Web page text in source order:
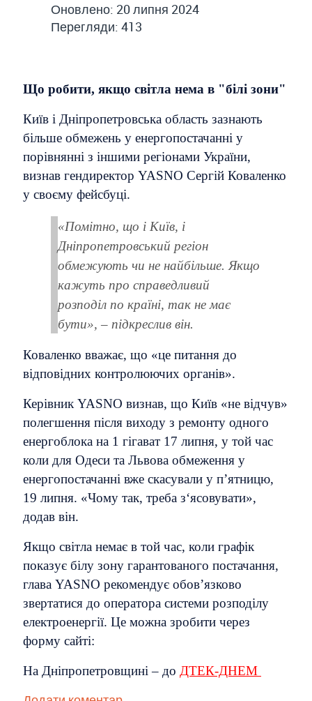
Оновлено: 20 липня 2024
Перегляди: 413
Що робити, якщо світла нема в "білі зони"
Київ і Дніпропетровська область зазнають
більше обмежень у енергопостачанні у
порівнянні з іншими регіонами України,
визнав гендиректор YASNO Сергій Коваленко
у своєму фейсбуці.
«Помітно, що і Київ, і
Дніпропетровський регіон
обмежують чи не найбільше. Якщо
кажуть про справедливий
розподіл по країні, так не має
бути», – підкреслив він.
Коваленко вважає, що «це питання до
відповідних контролюючих органів».
Керівник YASNO визнав, що Київ «не відчув»
полегшення після виходу з ремонту одного
енергоблока на 1 гігават 17 липня, у той час
коли для Одеси та Львова обмеження у
енергопостачанні вже скасували у п’ятницю,
19 липня. «Чому так, треба з‘ясовувати»,
додав він.
Якщо світла немає в той час, коли графік
показує білу зону гарантованого постачання,
глава YASNO рекомендує обов’язково
звертатися до оператора системи розподілу
електроенергії. Це можна зробити через
форму сайті:
На Дніпропетровщині – до ДТЕК-ДНЕМ